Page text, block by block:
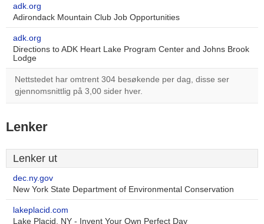
adk.org
Adirondack Mountain Club Job Opportunities
adk.org
Directions to ADK Heart Lake Program Center and Johns Brook
Lodge
Nettstedet har omtrent 304 besøkende per dag, disse ser
gjennomsnittlig på 3,00 sider hver.
Lenker
Lenker ut
dec.ny.gov
New York State Department of Environmental Conservation
lakeplacid.com
Lake Placid, NY - Invent Your Own Perfect Day